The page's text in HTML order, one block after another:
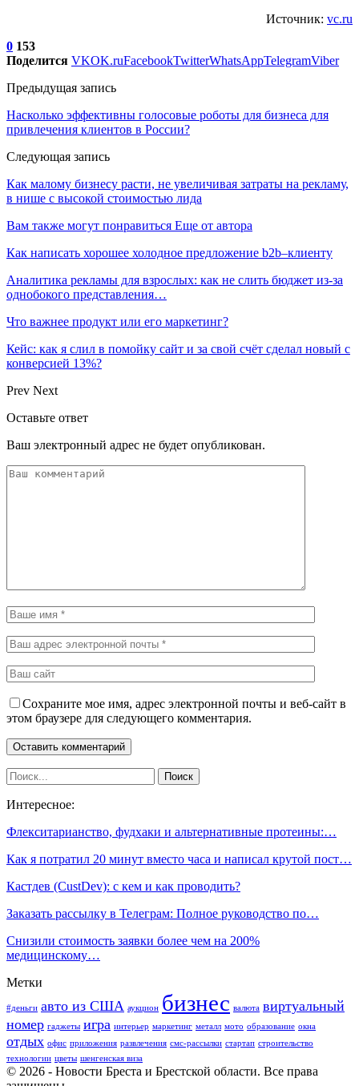
Источник: vc.ru
0 153
Поделится VKOK.ruFacebookTwitterWhatsAppTelegramViber
Предыдущая запись
Насколько эффективны голосовые роботы для бизнеса для
привлечения клиентов в России?
Следующая запись
Как малому бизнесу расти, не увеличивая затраты на рекламу,
в нише с высокой стоимостью лида
Вам также могут понравиться Еще от автора
Как написать хорошее холодное предложение b2b–клиенту
Аналитика рекламы для взрослых: как не слить бюджет из-за
однобокого представления…
Что важнее продукт или его маркетинг?
Кейс: как я слил в помойку сайт и за свой счёт сделал новый с
конверсией 13%?
Prev Next
Оставьте ответ
Ваш электронный адрес не будет опубликован.
Сохраните мое имя, адрес электронной почты и веб-сайт в
этом браузере для следующего комментария.
Интересное:
Флекситарианство, фудхаки и альтернативные протеины:…
Как я потратил 20 минут вместо часа и написал крутой пост…
Кастдев (CustDev): с кем и как проводить?
Заказать рассылку в Телеграм: Полное руководство по…
Снизили стоимость заявки более чем на 200%
медицинскому…
Метки
#деньги авто из США аукцион бизнес валюта виртуальный
номер гаджеты игра интерьер маркетинг металл мото образование окна
отдых офис приложения развлечения смс-рассылки стартап строительство
технологии цветы шенгенская виза
© 2026 - Новости Бреста и Брестской области. Все права